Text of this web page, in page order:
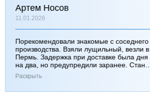
Артем Носов
11.01.2026
Порекомендовали знакомые с соседнего
производства. Взяли лущильный, везли в
Пермь. Задержка при доставке была дня
на два, но предупредили заранее. Станок
работает хорошо, к качеству вопросов нет.
Раскрыть